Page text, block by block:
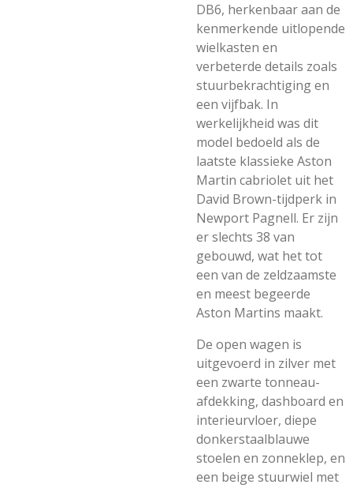
DB6, herkenbaar aan de
kenmerkende uitlopende
wielkasten en
verbeterde details zoals
stuurbekrachtiging en
een vijfbak. In
werkelijkheid was dit
model bedoeld als de
laatste klassieke Aston
Martin cabriolet uit het
David Brown-tijdperk in
Newport Pagnell. Er zijn
er slechts 38 van
gebouwd, wat het tot
een van de zeldzaamste
en meest begeerde
Aston Martins maakt.
De open wagen is
uitgevoerd in zilver met
een zwarte tonneau-
afdekking, dashboard en
interieurvloer, diepe
donkerstaalblauwe
stoelen en zonneklep, en
een beige stuurwiel met